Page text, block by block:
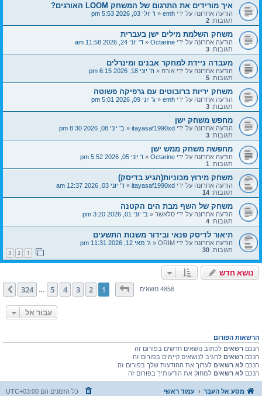
איך מורידים את התרגום של המשחק LOOM האורגים?
הודעה אחרונה על ידי emh
«ו' יולי 03, 2026 5:53 pm
תגובות: 2
משחק השלמת מילים ישן בעברית
הודעה אחרונה על ידי Octarine
«ד' יוני 24, 2026 11:58 am
תגובות: 3
מעבדה ניידת למחקר אבנים ומינרלים
הודעה אחרונה על ידי אורח«ה' יוני 18, 2026 6:15 pm
תגובות: 5
משחק יריות ברובוטים עם גרפיקה פשוטה
הודעה אחרונה על ידי emh
«ג' יוני 09, 2026 5:01 pm
תגובות: 3
מחפש משחק ישן
הודעה אחרונה על ידי itayasaf1990xd
«ב' יוני 08, 2026 8:30 pm
תגובות: 3
מחפשת משחק ממש ישן
הודעה אחרונה על ידי Octarine
«ו' יוני 05, 2026 5:52 pm
תגובות: 1
משחק מירוץ מכוניות(הגיע בדיסק)
הודעה אחרונה על ידי itayasaf1990xd
«ד' יוני 03, 2026 12:37 am
תגובות: 14
משחק של השף מבת הים הקטנה
הודעה אחרונה על ידי סלאשר«ב' יוני 01, 2026 3:20 pm
תגובות: 4
תיאור לדיסק פנאי ובידור משנות התשעים
הודעה אחרונה על ידי ORIM
«ג' מאי 12, 2026 11:31 pm
תגובות: 30
2
3
נושא חדש
4856 נושאיםדף1מתוך 324
1
2
3
4
5
324 הבא
עבור אל
הרשאות הפורום
הנכם רשאיםלכתוב נושאים חדשים בפורום זה
הנכם רשאיםלהגיב לנושאים קיימים בפורום זה
הנכם לא רשאיםלערוך את ההודעות שלך בפורום זה
הנכם לא רשאיםלמחוק את הודעותיך בפורום זה
מסע אל העבר עמוד ראשי כל הזמנים הם UTC+03:00